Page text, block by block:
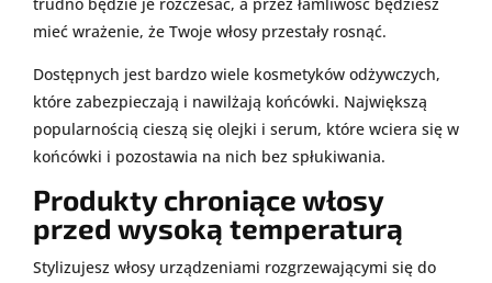
mieć wrażenie, że Twoje włosy przestały rosnąć.
Dostępnych jest bardzo wiele kosmetyków odżywczych,
które zabezpieczają i nawilżają końcówki. Największą
popularnością cieszą się olejki i serum, które wciera się w
końcówki i pozostawia na nich bez spłukiwania.
Produkty chroniące włosy
przed wysoką temperaturą
Stylizujesz włosy urządzeniami rozgrzewającymi się do